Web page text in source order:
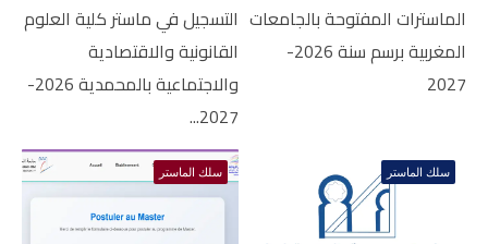
الماسترات المفتوحة بالجامعات
المغربية برسم سنة 2026-
2027
التسجيل في ماستر كلية العلوم
القانونية والاقتصادية
والاجتماعية بالمحمدية 2026-
2027...
سلك الماستر سلك الماستر